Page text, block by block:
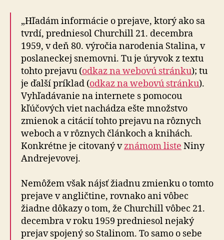
„Hľadám informácie o prejave, ktorý ako sa
tvrdí, predniesol Churchill 21. decembra
1959, v deň 80. výročia narodenia Stalina, v
poslaneckej snemovni. Tu je úryvok z textu
tohto prejavu (odkaz na webovú stránku); tu
je ďalší príklad (odkaz na webovú stránku).
Vyhľadávanie na internete s pomocou
kľúčových viet nachádza ešte množstvo
zmienok a citácií tohto prejavu na rôznych
weboch a v rôznych článkoch a knihách.
Konkrétne je citovaný vznámom liste Niny
Andrejevovej.
Nemôžem však nájsť žiadnu zmienku o tomto
prejave v angličtine, rovnako ani vôbec
žiadne dôkazy o tom, že Churchill vôbec 21.
decembra v roku 1959 predniesol nejaký
prejav spojený so Stalinom. To samo o sebe